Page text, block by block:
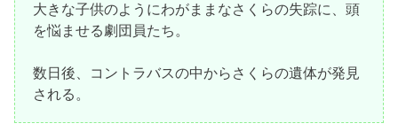
大きな子供のようにわがままなさくらの失踪に、頭
を悩ませる劇団員たち。
数日後、コントラバスの中からさくらの遺体が発見
される。